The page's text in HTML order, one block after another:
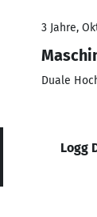
3 Jahre,
Duale
Logg